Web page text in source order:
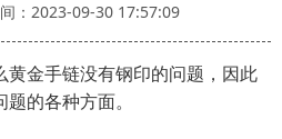
：2023-09-30 17:57:09
黄金手链没有钢印的问题，因此
的各种方面。